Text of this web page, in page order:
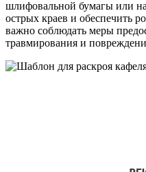
шлифовальной бумагы или
острых краев и обеспечить
важно соблюдать меры
травмирования и